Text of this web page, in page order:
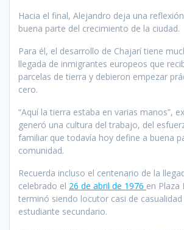
Hacia el final, Alejandro deja una
buena parte del crecimiento de la ciudad.
Para él, el desarrollo de Chajarí tiene
llegada de inmigrantes europeos que
parcelas de tierra y debieron empezar
cero.
“Aquí la tierra estaba en varias manos”,
generó una cultura del trabajo, del
familiar que todavía hoy define a buena
comunidad.
Recuerda incluso el centenario de la
celebrado el 26 de abril de 1976 en Plaza
terminó siendo locutor casi de
estudiante secundario.